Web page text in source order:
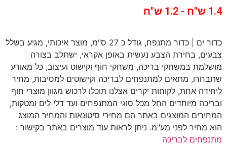
1.4 ש"ח - 1.2 ש"ח
כדור ים | כדור מתנפח, גודל כ 27 ס"מ, מוצר איכותי, מגיע בשלל
צבעים, בחירת הצבע נעשית באופן אקראי, ישתלב בצורה
מושלמת במשחקי בריכה, משחקי חוף וקישוט ועיצוב, כל מאורע
שתבחרו, מתאים למתנפחים לבריכה וקישוטים למסיבות, מחיר
ליחידה אחת, לקוחות יקרים אצלנו תוכלו לרכוש מגוון מוצרי חוף
ובריכה מיוחדים החל מכל סוגי המתנפחים ועד דלי לים ומטקות,
המחירים המוצגים באתר הם מחירי סיטונאות והמחיר המוצג
הוא מחיר לפני מע"מ. ניתן לראות עוד מוצרים באתר בקישור :
מתנפחים לבריכה